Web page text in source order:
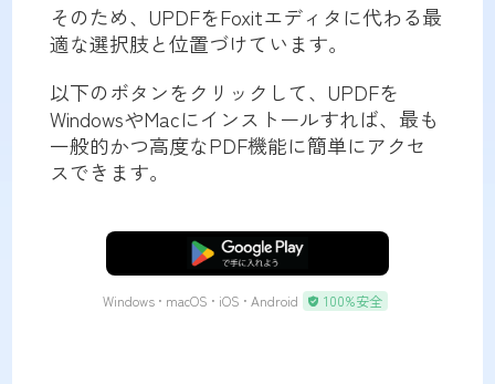
そのため、UPDFをFoxitエディタに代わる最
適な選択肢と位置づけています。
以下のボタンをクリックして、UPDFを
WindowsやMacにインストールすれば、最も
一般的かつ高度なPDF機能に簡単にアクセ
スできます。
無料ダウンロード
Windows • macOS • iOS • Android 100%安全